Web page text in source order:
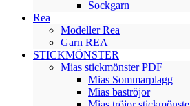
Sockgarn
Rea
Modeller Rea
Garn REA
STICKMÖNSTER
Mias stickmönster PDF
Mias Sommarplagg
Mias baströjor